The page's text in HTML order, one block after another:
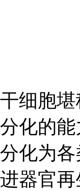
干细胞
分化的
分化为
进器官